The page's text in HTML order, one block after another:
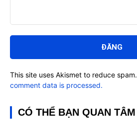
luận:
This site uses Akismet to reduce spam.
comment data is processed.
CÓ THỂ BẠN QUAN TÂM